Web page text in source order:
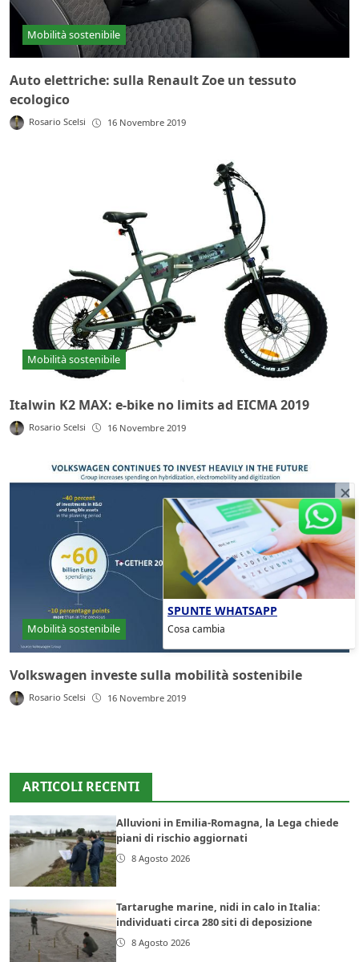
Mobilità sostenibile
Auto elettriche: sulla Renault Zoe un tessuto
ecologico
Rosario Scelsi 16 Novembre 2019
Mobilità sostenibile
Italwin K2 MAX: e-bike no limits ad EICMA 2019
Rosario Scelsi 16 Novembre 2019
Mobilità sostenibile
Volkswagen investe sulla mobilità sostenibile
Rosario Scelsi 16 Novembre 2019
ARTICOLI RECENTI
Alluvioni in Emilia-Romagna, la Lega chiede
piani di rischio aggiornati
8 Agosto 2026
Tartarughe marine, nidi in calo in Italia:
individuati circa 280 siti di deposizione
8 Agosto 2026
SPUNTE WHATSAPP
Cosa cambia